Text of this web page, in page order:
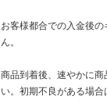
お客様都合での入金後
ん。
商品到着後、速やかに
い。初期不良がある場